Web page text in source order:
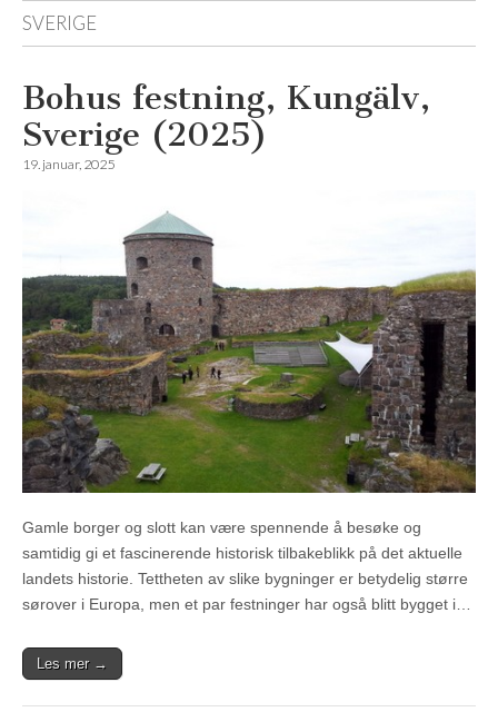
Reisemagazinet
SVERIGE
Bohus festning, Kungälv,
Sverige (2025)
19. januar, 2025
Gamle borger og slott kan være spennende å besøke og
samtidig gi et fascinerende historisk tilbakeblikk på det aktuelle
landets historie. Tettheten av slike bygninger er betydelig større
sørover i Europa, men et par festninger har også blitt bygget i…
Les mer →